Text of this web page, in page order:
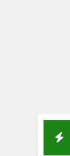
hideg vízben